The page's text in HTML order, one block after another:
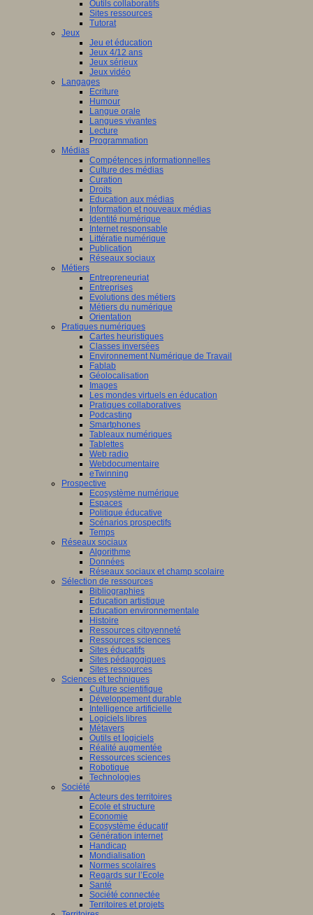
Outils collaboratifs
Sites ressources
Tutorat
Jeux
Jeu et éducation
Jeux 4/12 ans
Jeux sérieux
Jeux vidéo
Langages
Ecriture
Humour
Langue orale
Langues vivantes
Lecture
Programmation
Médias
Compétences informationnelles
Culture des médias
Curation
Droits
Education aux médias
Information et nouveaux médias
Identité numérique
Internet responsable
Littératie numérique
Publication
Réseaux sociaux
Métiers
Entrepreneuriat
Entreprises
Evolutions des métiers
Métiers du numérique
Orientation
Pratiques numériques
Cartes heuristiques
Classes inversées
Environnement Numérique de Travail
Fablab
Géolocalisation
Images
Les mondes virtuels en éducation
Pratiques collaboratives
Podcasting
Smartphones
Tableaux numériques
Tablettes
Web radio
Webdocumentaire
eTwinning
Prospective
Ecosystème numérique
Espaces
Politique éducative
Scénarios prospectifs
Temps
Réseaux sociaux
Algorithme
Données
Réseaux sociaux et champ scolaire
Sélection de ressources
Bibliographies
Education artistique
Education environnementale
Histoire
Ressources citoyenneté
Ressources sciences
Sites éducatifs
Sites pédagogiques
Sites ressources
Sciences et techniques
Culture scientifique
Développement durable
Intelligence artificielle
Logiciels libres
Métavers
Outils et logiciels
Réalité augmentée
Ressources sciences
Robotique
Technologies
Société
Acteurs des territoires
Ecole et structure
Economie
Ecosystème éducatif
Génération internet
Handicap
Mondialisation
Normes scolaires
Regards sur l’Ecole
Santé
Société connectée
Territoires et projets